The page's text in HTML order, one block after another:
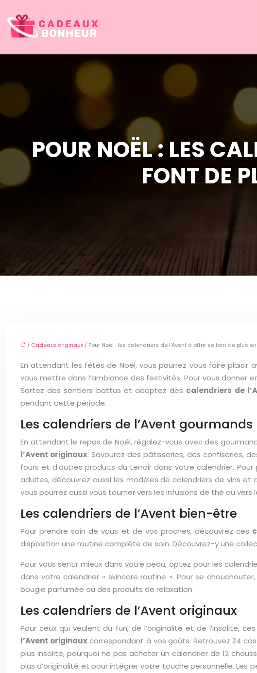
POUR NOËL : LES
FONT DE
/ Cadeaux originaux / Pour Noël : les calendriers de l’Avent à offrir se font de plus
En attendant les fêtes de Noël, vous pourrez vous faire plaisir
vous mettre dans l’ambiance des festivités. Pour vous donner
Sortez des sentiers battus et adoptez des calendriers de
pendant cette période.
Les calendriers de l’Avent gourmands
En attendant le repas de Noël, régalez-vous avec des
l’Avent originaux. Savourez des pâtisseries, des confiseries,
fours et d’autres produits du terroir dans votre calendrier.
adultes, découvrez aussi les modèles de calendriers de vins
vous pourrez aussi vous tourner vers les infusions de thé ou vers
Les calendriers de l’Avent bien-être
Pour prendre soin de vous et de vos proches, découvrez ces
disposition une routine complète de soin. Découvrez-y une
Pour vous sentir mieux dans votre peau, optez pour les
dans votre calendrier « skincare routine ». Pour se
bougie parfumée ou des produits de relaxation.
Les calendriers de l’Avent originaux
Pour ceux qui veulent du fun, de l’originalité et de l’insolite,
l’Avent originauxcorrespondant à vos goûts. Retrouvez 24
plus insolite, pourquoi ne pas acheter un calendrier de 12
plus d’originalité et pour intégrer votre touche personnelle. Les